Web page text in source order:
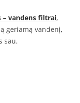
– vandens filtrai,
geriamą vandenį,
sau.